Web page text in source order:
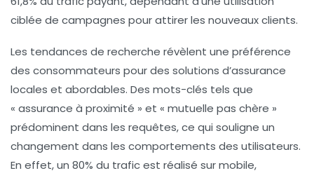
ciblée de campagnes pour attirer les nouveaux clients.
Les tendances de recherche révèlent une préférence
des consommateurs pour des solutions d’assurance
locales et abordables. Des mots-clés tels que
« assurance à proximité » et « mutuelle pas chère »
prédominent dans les requêtes, ce qui souligne un
changement dans les comportements des utilisateurs.
En effet, un 80% du trafic est réalisé sur mobile,